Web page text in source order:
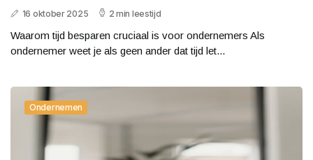
16 oktober 2025 2 min leestijd
Waarom tijd besparen cruciaal is voor ondernemers Als
ondernemer weet je als geen ander dat tijd let...
Ondernemen